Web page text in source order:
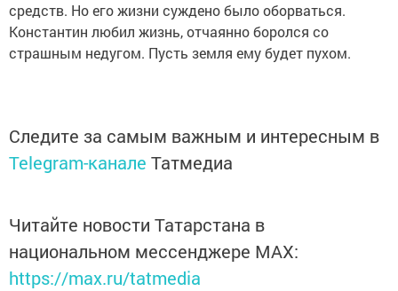
средств. Но его жизни суждено было оборваться.
Константин любил жизнь, отчаянно боролся со
страшным недугом. Пусть земля ему будет пухом.
Следите за самым важным и интересным в
Telegram-канале Татмедиа
Читайте новости Татарстана в
национальном мессенджере MАХ:
https://max.ru/tatmedia